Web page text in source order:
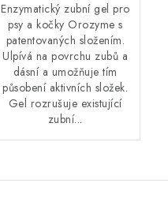
Enzymatický zubní gel pro
psy a kočky Orozyme s
patentovaných složením.
Ulpívá na povrchu zubů a
dásní a umožňuje tím
působení aktivních složek.
Gel rozrušuje existující
zubní...